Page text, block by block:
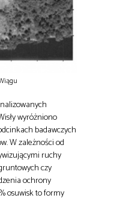
wyróżniono
badawczych
W zależności od
ruchy
czy
ochrony
osuwisk to formy